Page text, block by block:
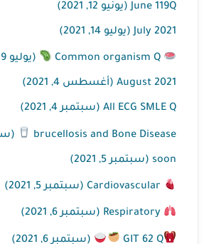
June 119Q (يونيو 12, 2021)
July 2021 (يوليو 14, 2021)
Common organism Q (يوليو 29, 2021)
August 2021 (أغسطس 4, 2021)
All ECG SMLE Q (سبتمبر 4, 2021)
brucellosis and Bone Disease
soon (سبتمبر 5, 2021)
GIT 62 Q (سبتمبر 6, 2021)